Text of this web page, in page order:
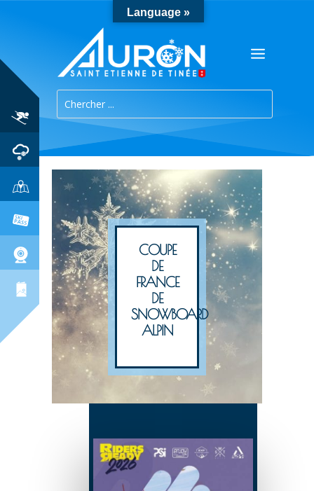
COUPE
DE
FRANCE
DE
SNOWBOARD
ALPIN
Language »